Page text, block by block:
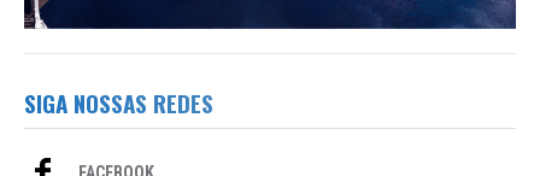
SIGA NOSSAS REDES